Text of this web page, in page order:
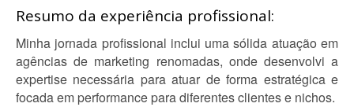
Resumo da experiência profissional:
Minha jornada profissional inclui uma sólida atuação em
agências de marketing renomadas, onde desenvolvi a
expertise necessária para atuar de forma estratégica e
focada em performance para diferentes clientes e nichos.